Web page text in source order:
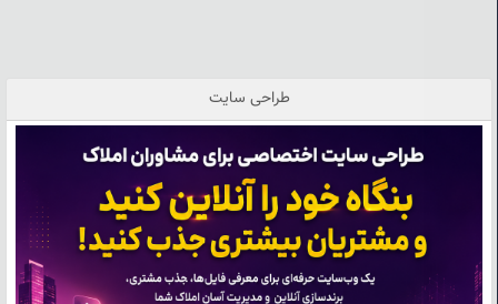
طراحی سایت